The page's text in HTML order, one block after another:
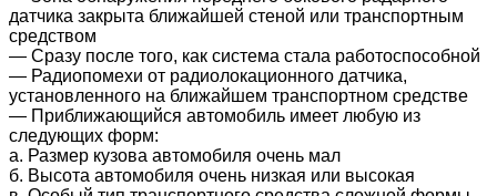
датчика закрыта ближайшей стеной или транспортным
средством
― Сразу после того, как система стала работоспособной
― Радиопомехи от радиолокационного датчика,
установленного на ближайшем транспортном средстве
― Приближающийся автомобиль имеет любую из
следующих форм:
а. Размер кузова автомобиля очень мал
б. Высота автомобиля очень низкая или высокая